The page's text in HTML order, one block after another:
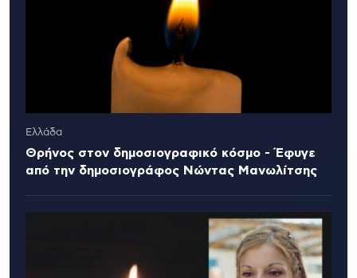
Ελλάδα
Θρήνος στον δημοσιογραφικό κόσμο - Έφυγε
από την δημοσιογράφος Νώντας Μανωλίτσης